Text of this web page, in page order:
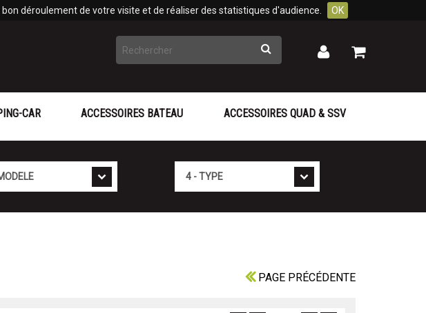
déroulement de votre visite et de réaliser des statistiques d'audience. OK
Rechercher Mon
Mon
CAR ACCESSOIRES BATEAU ACCESSOIRES QUAD & SSV
PAGE PRÉCÉDENTE